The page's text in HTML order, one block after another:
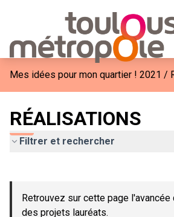
Mes idées pour mon quartier ! 2021 /
RÉALISATIONS
Filtrer et rechercher
−
Retrouvez sur cette page
des projets lauréats.